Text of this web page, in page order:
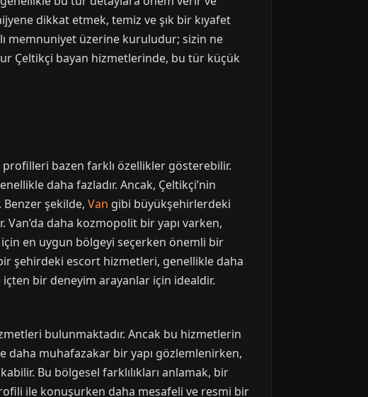
dikkat etmek, temiz ve şık bir kıyafet
memnuniyet üzerine kuruludur; sizin ne
Çeltikçi bayan hizmetlerinde, bu tür küçük
bazen farklı özellikler gösterebilir.
daha fazladır. Ancak, Çeltikçi’nin
şekilde, Van gibi büyükşehirlerdeki
daha kozmopolit bir yapı varken,
en uygun bölgeyi seçerken önemli bir
şehirdeki escort hizmetleri, genellikle daha
bir deneyim arayanlar için idealdir.
bulunmaktadır. Ancak bu hizmetlerin
daha muhafazakar bir yapı gözlemlenirken,
Bu bölgesel farklılıkları anlamak, bir
ile konuşurken daha mesafeli ve resmi bir